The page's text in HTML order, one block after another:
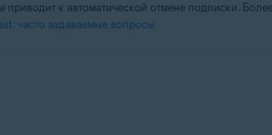
приводит к автоматической отмене подписки.
часто задаваемые вопросы